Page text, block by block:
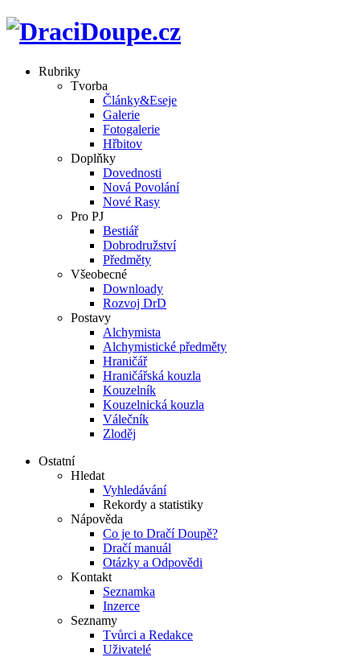
Rubriky
Tvorba
Články&Eseje
Galerie
Fotogalerie
Hřbitov
Doplňky
Dovednosti
Nová Povolání
Nové Rasy
Pro PJ
Bestiář
Dobrodružství
Předměty
Všeobecné
Downloady
Rozvoj DrD
Postavy
Alchymista
Alchymistické předměty
Hraničář
Hraničářská kouzla
Kouzelník
Kouzelnická kouzla
Válečník
Zloděj
Ostatní
Hledat
Vyhledávání
Rekordy a statistiky
Nápověda
Co je to Dračí Doupě?
Dračí manuál
Otázky a Odpovědi
Kontakt
Seznamka
Inzerce
Seznamy
Tvůrci a Redakce
Uživatelé